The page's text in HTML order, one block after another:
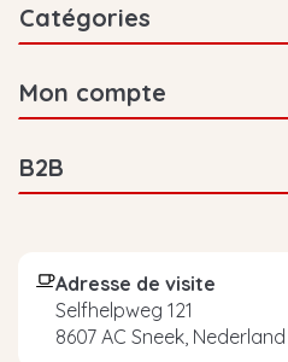
Catégories
Mon compte
B2B
Adresse de visite
Selfhelpweg 121
8607 AC Sneek, Nederland